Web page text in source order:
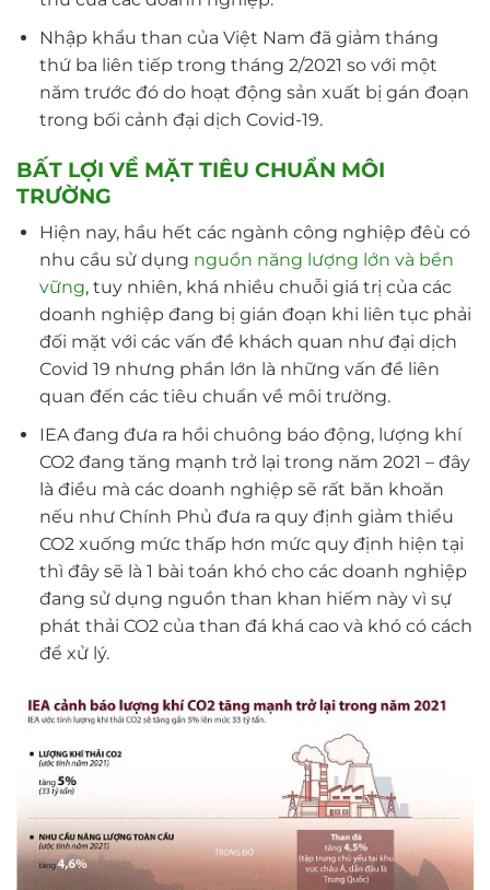
Nhập khẩu than của Việt Nam đã giảm tháng
thứ ba liên tiếp trong tháng 2/2021 so với một
năm trước đó do hoạt động sản xuất bị gán đoạn
trong bối cảnh đại dịch Covid-19.
BẤT LỢI VỀ MẶT TIÊU CHUẨN MÔI
TRƯỜNG
Hiện nay, hầu hết các ngành công nghiệp đêù có
nhu cầu sử dụng nguồn năng lượng lớn và bền
vững, tuy nhiên, khá nhiều chuỗi giá trị của các
doanh nghiệp đang bị gián đoạn khi liên tục phải
đối mặt với các vấn đề khách quan như đại dịch
Covid 19 nhưng phần lớn là những vấn đề liên
quan đến các tiêu chuẩn về môi trường.
IEA đang đưa ra hồi chuông báo động, lượng khí
CO2 đang tăng mạnh trở lại trong năm 2021 – đây
là điều mà các doanh nghiệp sẽ rất băn khoăn
nếu như Chính Phủ đưa ra quy định giảm thiểu
CO2 xuống mức thấp hơn mức quy định hiện tại
thì đây sẽ là 1 bài toán khó cho các doanh nghiệp
đang sử dụng nguồn than khan hiếm này vì sự
phát thải CO2 của than đá khá cao và khó có cách
để xử lý.